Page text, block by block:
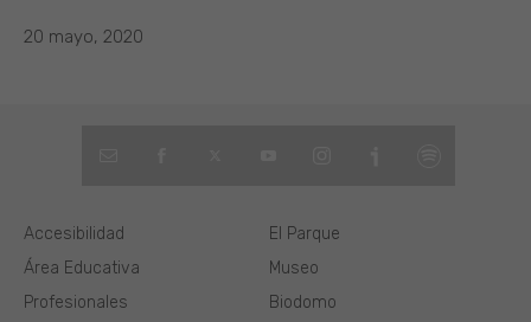
20 mayo, 2020
El Parque
Museo
Biodomo
Área Educativa
Profesionales
Accesibilidad